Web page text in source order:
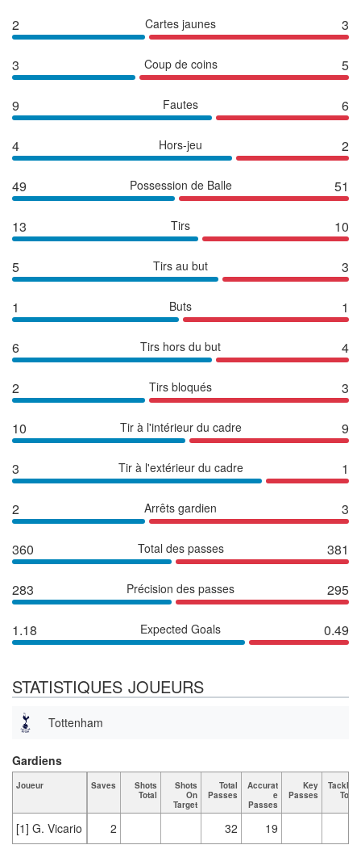
2 Cartes jaunes 3
3 Coup de coins 5
9 Fautes 6
4 Hors-jeu 2
49 Possession de Balle 51
13 Tirs 10
5 Tirs au but 3
1 Buts 1
6 Tirs hors du but 4
2 Tirs bloqués 3
10 Tir à l'intérieur du cadre 9
3 Tir à l'extérieur du cadre 1
2 Arrêts gardien 3
360 Total des passes 381
283 Précision des passes 295
1.18 Expected Goals 0.49
STATISTIQUES JOUEURS
Tottenham
Joueur Saves
Shots
Total
Shots
On
Target
Total
Passes
Accurat
e
Passes
Key
Passes
Tackles
Total
[1] G. Vicario 2 32 19
Gardiens